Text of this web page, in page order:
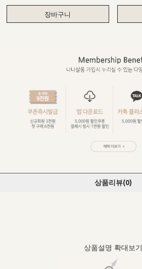
장바구니
상품리뷰(0)
상품설명 확대보기